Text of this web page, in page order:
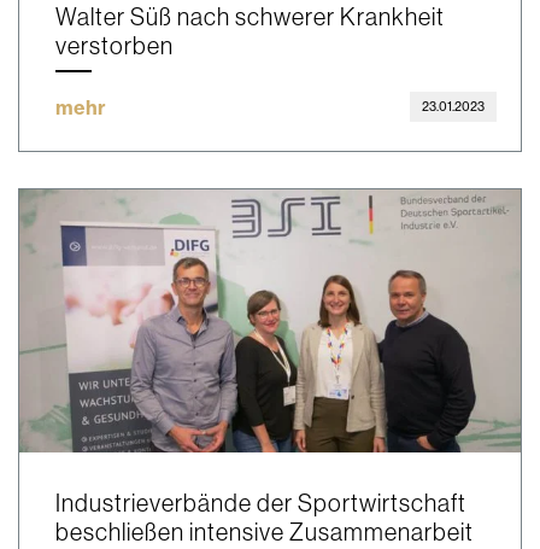
Walter Süß nach schwerer Krankheit
verstorben
mehr 23.01.2023
Industrieverbände der Sportwirtschaft
beschließen intensive Zusammenarbeit